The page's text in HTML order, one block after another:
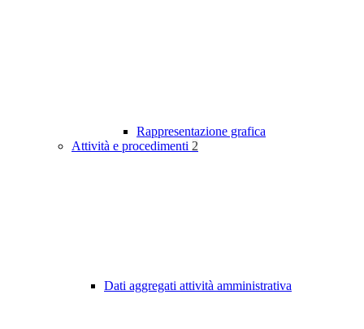
Rappresentazione grafica
Attività e procedimenti 2
Dati aggregati attività amministrativa